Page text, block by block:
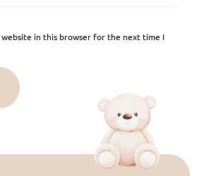
website in this browser for the next time I